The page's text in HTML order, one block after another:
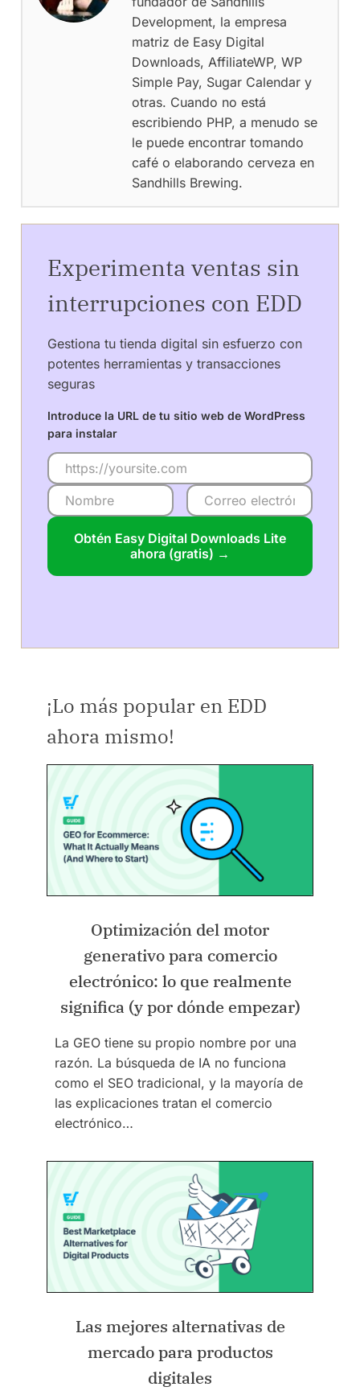
Development, la empresa
matriz de Easy Digital
Downloads, AffiliateWP, WP
Simple Pay, Sugar Calendar y
otras. Cuando no está
escribiendo PHP, a menudo se
le puede encontrar tomando
café o elaborando cerveza en
Sandhills Brewing.
Experimenta ventas sin
interrupciones con EDD
Gestiona tu tienda digital sin esfuerzo con
potentes herramientas y transacciones
seguras
Introduce la URL de tu sitio web de WordPress
para instalar
Obtén Easy Digital Downloads Lite
ahora (gratis) →
¡Lo más popular en EDD
ahora mismo!
Optimización del motor
generativo para comercio
electrónico: lo que realmente
significa (y por dónde empezar)
La GEO tiene su propio nombre por una
razón. La búsqueda de IA no funciona
como el SEO tradicional, y la mayoría de
las explicaciones tratan el comercio
electrónico…
Las mejores alternativas de
mercado para productos
digitales